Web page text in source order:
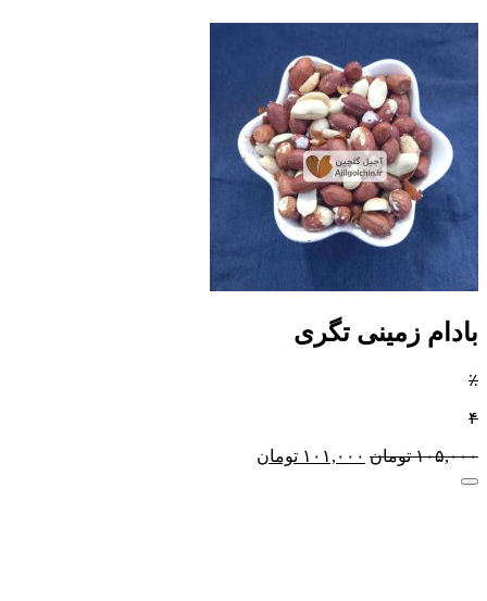
بادام زمینی تگری
٪
۴
۱۰۵,۰۰۰ تومان ۱۰۱,۰۰۰ تومان